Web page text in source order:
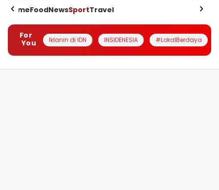
HomeFoodNewsSportTravel
For
You
Iklanin di IDN INSIDENESIA #LokalBerdaya